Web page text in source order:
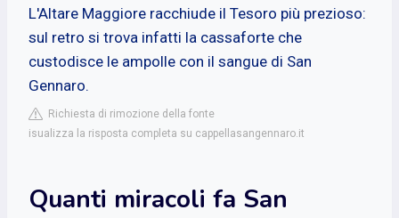
L'Altare Maggiore racchiude il Tesoro più prezioso:
sul retro si trova infatti la cassaforte che
custodisce le ampolle con il sangue di San
Gennaro.
Richiesta di rimozione della fonte
isualizza la risposta completa su cappellasangennaro.it
Quanti miracoli fa San